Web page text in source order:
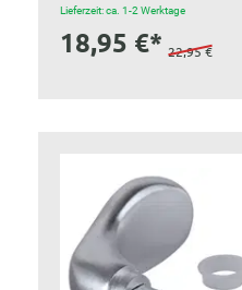
Lieferzeit: ca. 1-2 Werktage
18,95 €* 22,95 €